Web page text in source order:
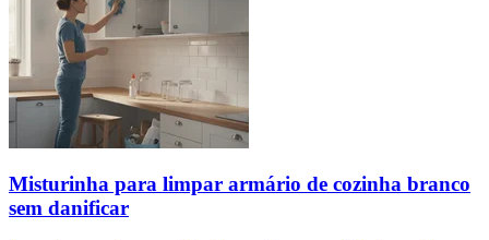
Misturinha para limpar armário de cozinha branco
sem danificar